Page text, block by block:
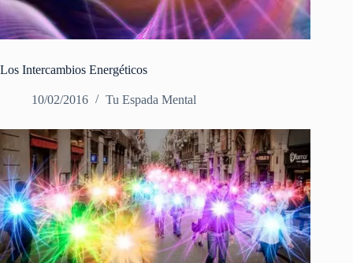
Los Intercambios Energéticos
10/02/2016 Tu Espada Mental